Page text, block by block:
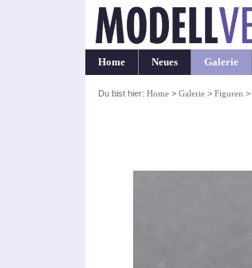
Home Neues Galerie
Du bist hier: Home> Galerie> Figuren >